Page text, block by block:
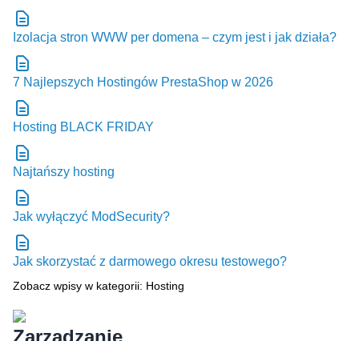
Izolacja stron WWW per domena – czym jest i jak działa?
7 Najlepszych Hostingów PrestaShop w 2026
Hosting BLACK FRIDAY
Najtańszy hosting
Jak wyłączyć ModSecurity?
Jak skorzystać z darmowego okresu testowego?
Zobacz wpisy w kategorii: Hosting